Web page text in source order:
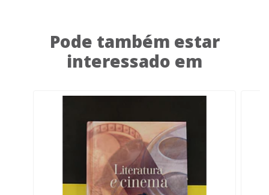
Pode também estar
interessado em